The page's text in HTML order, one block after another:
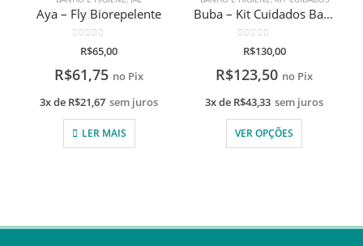
Aya – Fly Biorepelente
de 5
R$65,00
R$61,75 no Pix
3x de R$21,67 sem juros
LER MAIS
Buba – Kit Cuidados Baby Com Gravação A Laser
de 5
R$130,00
R$123,50 no Pix
3x de R$43,33 sem juros
VER OPÇÕES